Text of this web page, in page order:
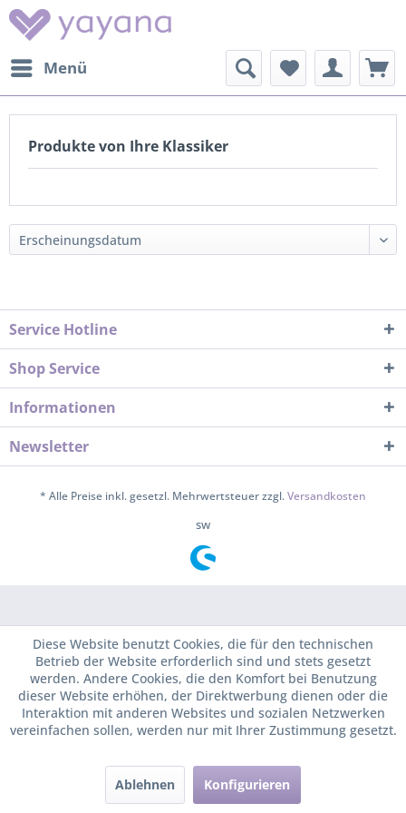
Menü
Produkte von Ihre Klassiker
Service Hotline
Shop Service
Informationen
Newsletter
* Alle Preise inkl. gesetzl. Mehrwertsteuer zzgl.Versandkosten
sw
Diese Website benutzt Cookies, die für den technischen
Betrieb der Website erforderlich sind und stets gesetzt
werden. Andere Cookies, die den Komfort bei Benutzung
dieser Website erhöhen, der Direktwerbung dienen oder die
Interaktion mit anderen Websites und sozialen Netzwerken
vereinfachen sollen, werden nur mit Ihrer Zustimmung gesetzt.
Ablehnen Konfigurieren